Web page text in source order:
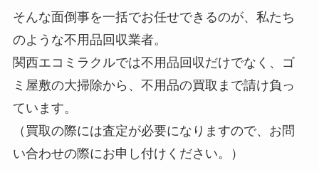
そんな面倒事を一括でお任せできるのが、私たち
のような不用品回収業者。
関西エコミラクルでは不用品回収だけでなく、ゴ
ミ屋敷の大掃除から、不用品の買取まで請け負っ
ています。
（買取の際には査定が必要になりますので、お問
い合わせの際にお申し付けください。）